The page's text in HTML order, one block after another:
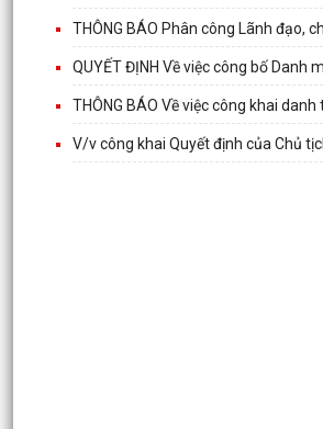
THÔNG BÁO Phân công Lãnh đạo,
QUYẾT ĐỊNH Về việc công bố
THÔNG BÁO Về việc công khai
V/v công khai Quyết định của Chủ